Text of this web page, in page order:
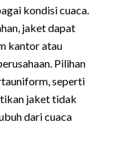
kondisi cuaca.
jaket dapat
kantor atau
Pilihan
seperti
jaket tidak
dari cuaca